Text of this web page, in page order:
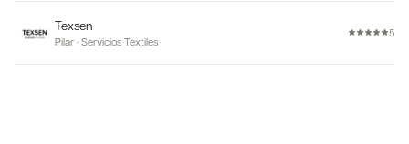
Texsen
Pilar · Servicios Textiles
5